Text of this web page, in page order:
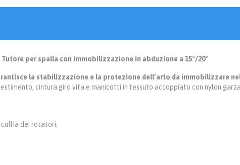
Tutore per spalla con immobilizzazione in abduzione a 15°/20°
la stabilizzazione e la protezione dell’arto da immobilizzare
cintura giro vita e manicotti in tessuto accoppiato con nylon
dei rotatori;